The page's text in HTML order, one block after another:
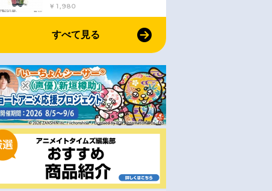
弾 冨岡 義勇
￥1,980
すべて見る